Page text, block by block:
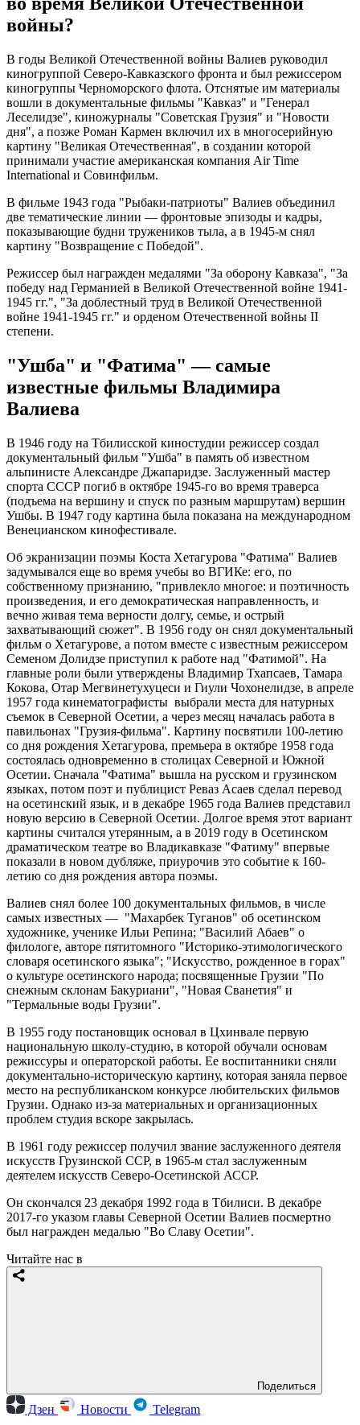
войны?
В годы Великой Отечественной войны Валиев руководил
киногруппой Северо-Кавказского фронта и был режиссером
киногруппы Черноморского флота. Отснятые им материалы
вошли в документальные фильмы "Кавказ" и "Генерал
Леселидзе", киножурналы "Советская Грузия" и "Новости
дня", а позже Роман Кармен включил их в многосерийную
картину "Великая Отечественная", в создании которой
принимали участие американская компания Air Time
International и Совинфильм.
В фильме 1943 года "Рыбаки-патриоты" Валиев объединил
две тематические линии — фронтовые эпизоды и кадры,
показывающие будни тружеников тыла, а в 1945-м снял
картину "Возвращение с Победой".
Режиссер был награжден медалями "За оборону Кавказа", "За
победу над Германией в Великой Отечественной войне 1941-
1945 гг.", "За доблестный труд в Великой Отечественной
войне 1941-1945 гг." и орденом Отечественной войны II
степени.
"Ушба" и "Фатима" — самые
известные фильмы Владимира
Валиева
В 1946 году на Тбилисской киностудии режиссер создал
документальный фильм "Ушба" в память об известном
альпинисте Александре Джапаридзе. Заслуженный мастер
спорта СССР погиб в октябре 1945-го во время траверса
(подъема на вершину и спуск по разным маршрутам) вершин
Ушбы. В 1947 году картина была показана на международном
Венецианском кинофестивале.
Об экранизации поэмы Коста Хетагурова "Фатима" Валиев
задумывался еще во время учебы во ВГИКе: его, по
собственному признанию, "привлекло многое: и поэтичность
произведения, и его демократическая направленность, и
вечно живая тема верности долгу, семье, и острый
захватывающий сюжет". В 1956 году он снял документальный
фильм о Хетагурове, а потом вместе с известным режиссером
Семеном Долидзе приступил к работе над "Фатимой". На
главные роли были утверждены Владимир Тхапсаев, Тамара
Кокова, Отар Мегвинетухуцеси и Гиули Чохонелидзе, в апреле
1957 года кинематографисты выбрали места для натурных
съемок в Северной Осетии, а через месяц началась работа в
павильонах "Грузия-фильма". Картину посвятили 100-летию
со дня рождения Хетагурова, премьера в октябре 1958 года
состоялась одновременно в столицах Северной и Южной
Осетии. Сначала "Фатима" вышла на русском и грузинском
языках, потом поэт и публицист Реваз Асаев сделал перевод
на осетинский язык, и в декабре 1965 года Валиев представил
новую версию в Северной Осетии. Долгое время этот вариант
картины считался утерянным, а в 2019 году в Осетинском
драматическом театре во Владикавказе "Фатиму" впервые
показали в новом дубляже, приурочив это событие к 160-
летию со дня рождения автора поэмы.
Валиев снял более 100 документальных фильмов, в числе
самых известных — "Махарбек Туганов" об осетинском
художнике, ученике Ильи Репина; "Василий Абаев" о
филологе, авторе пятитомного "Историко-этимологического
словаря осетинского языка"; "Искусство, рожденное в горах"
о культуре осетинского народа; посвященные Грузии "По
снежным склонам Бакуриани", "Новая Сванетия" и
"Термальные воды Грузии".
В 1955 году постановщик основал в Цхинвале первую
национальную школу-студию, в которой обучали основам
режиссуры и операторской работы. Ее воспитанники сняли
документально-историческую картину, которая заняла первое
место на республиканском конкурсе любительских фильмов
Грузии. Однако из-за материальных и организационных
проблем студия вскоре закрылась.
В 1961 году режиссер получил звание заслуженного деятеля
искусств Грузинской ССР, в 1965-м стал заслуженным
деятелем искусств Северо-Осетинской АССР.
Он скончался 23 декабря 1992 года в Тбилиси. В декабре
2017-го указом главы Северной Осетии Валиев посмертно
был награжден медалью "Во Славу Осетии".
Читайте нас в
Поделиться
Дзен Новости Telegram